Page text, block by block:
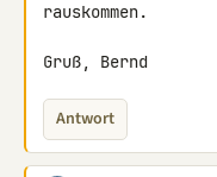
rauskommen.
Gruß, Bernd
Antwort